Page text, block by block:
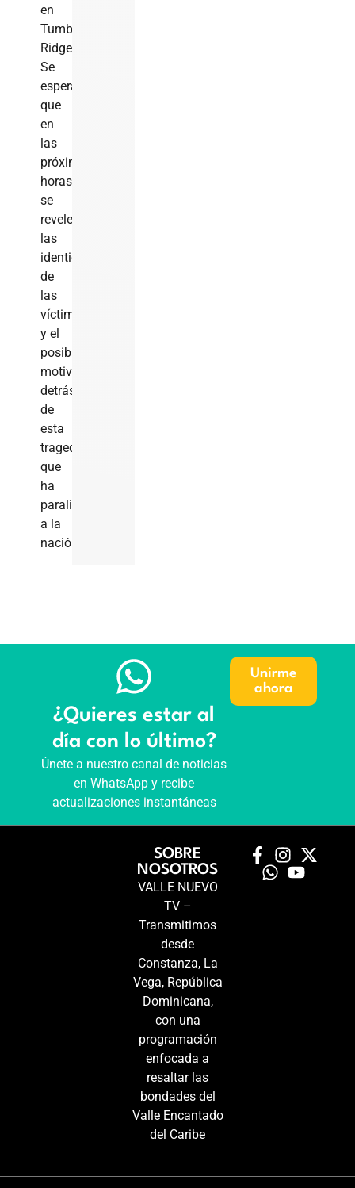
en
Tumbler
Ridge.
Se
espera
que
en
las
próximas
horas
se
revelen
las
identidades
de
las
víctimas
y el
posible
motivo
detrás
de
esta
tragedia
que
ha
paralizado
a la
nación.
¿Quieres estar al
día con lo último?
Únete a nuestro canal de noticias
en WhatsApp y recibe
actualizaciones instantáneas
Unirme
ahora
SOBRE
NOSOTROS
VALLE NUEVO
TV –
Transmitimos
desde
Constanza, La
Vega, República
Dominicana,
con una
programación
enfocada a
resaltar las
bondades del
Valle Encantado
del Caribe